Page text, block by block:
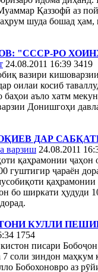
Қаззофӣ аз
шуда бошад ҳам,
"СССР-РО
24.08.2011 16:39 3419
вазири
оилаи косиб
баҳои аъло хатм
Донишгоҳи
ДАР
варзиш 24.08.2011
қаҳрамонии ҷаҳон
гуштигир ҷараён
қаҳрамонии
бо ширкати ҳудуди
КУЛЛИ
1754
писари
7 соли зиндон маҳкум
Бобохоновро аз